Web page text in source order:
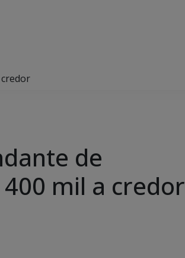
de
mil a credor